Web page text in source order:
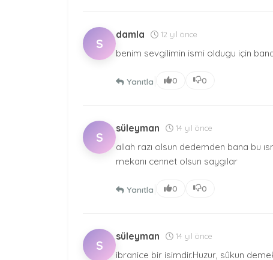
S
damla 12 yıl önce
benim sevgilimin ismi oldugu için
Yanıtla 0 0
S
süleyman 14 yıl önce
allah razı olsun dedemden bana bu
mekanı cennet olsun saygılar
Yanıtla 0 0
S
süleyman 14 yıl önce
ibranice bir isimdir.Huzur, sûkun